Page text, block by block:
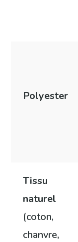
Polyester
Tissu
naturel
(coton,
chanvre,